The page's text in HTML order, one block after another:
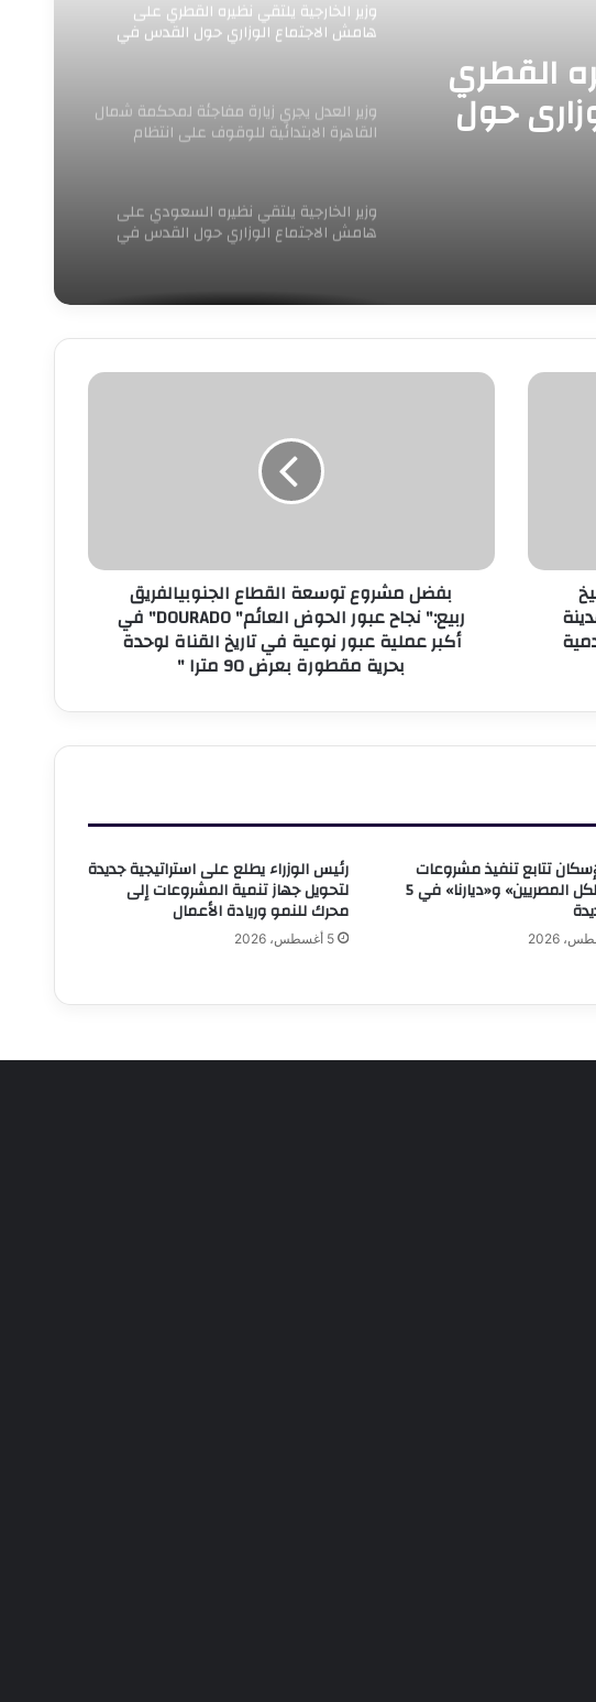
القطري
حول
وزير الخارجية يلتقي نظيره القطري على
هامش الاجتماع الوزاري حول القدس في
وزير العدل يجري زيارة مفاجئة لمحكمة شمال
القاهرة الابتدائية للوقوف على انتظام
وزير الخارجية يلتقي نظيره السعودي على
هامش الاجتماع الوزاري حول القدس في
بفضل
الحوض
DOURADO"
في
لوحدة
مقطورة
بعرض
بفضل مشروع توسعة القطاع الجنوبيالفريق
ربيع:" نجاح عبور الحوض العائم" DOURADO" في
أكبر عملية عبور نوعية في تاريخ القناة لوحدة
بحرية مقطورة بعرض 90 مترا "
تتابع تنفيذ مشروعات
«سكن لكل المصريين» و«ديارنا» في 5
رئيس الوزراء يطلع على استراتيجية جديدة
لتحويل جهاز تنمية المشروعات إلى
محرك للنمو وريادة الأعمال
5 أغسطس، 2026